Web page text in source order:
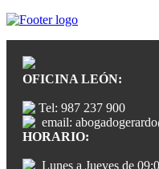
OFICINA LEÓN:
Tel: 987 237 900
email:
HORARIO:
Lunes a Jueves de